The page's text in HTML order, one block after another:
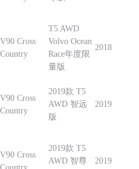
V90 Cross
Country
T5 AWD
Volvo Ocean
Race年度限
量版
2018
V90 Cross
Country
2019款 T5
AWD 智远
版
2019
V90 Cross
Country
2019款 T5
AWD 智尊
2019